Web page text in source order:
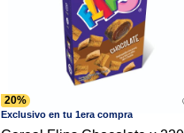
20%
Exclusivo en tu 1era compra